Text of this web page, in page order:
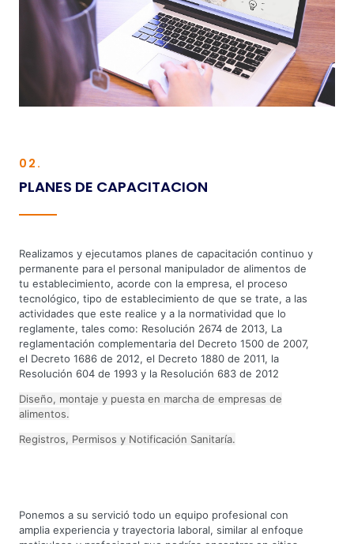
02.
PLANES DE CAPACITACION
Realizamos y ejecutamos planes de capacitación continuo y
permanente para el personal manipulador de alimentos de
tu establecimiento, acorde con la empresa, el proceso
tecnológico, tipo de establecimiento de que se trate, a las
actividades que este realice y a la normatividad que lo
reglamente, tales como: Resolución 2674 de 2013, La
reglamentación complementaria del Decreto 1500 de 2007,
el Decreto 1686 de 2012, el Decreto 1880 de 2011, la
Resolución 604 de 1993 y la Resolución 683 de 2012
Diseño, montaje y puesta en marcha de empresas de
alimentos.
Registros, Permisos y Notificación Sanitaría.
Ponemos a su servició todo un equipo profesional con
amplia experiencia y trayectoria laboral, similar al enfoque